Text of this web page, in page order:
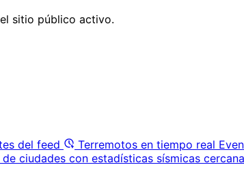
sitio público activo.
del feed Terremotos en tiempo real
de ciudades con estadísticas sísmicas